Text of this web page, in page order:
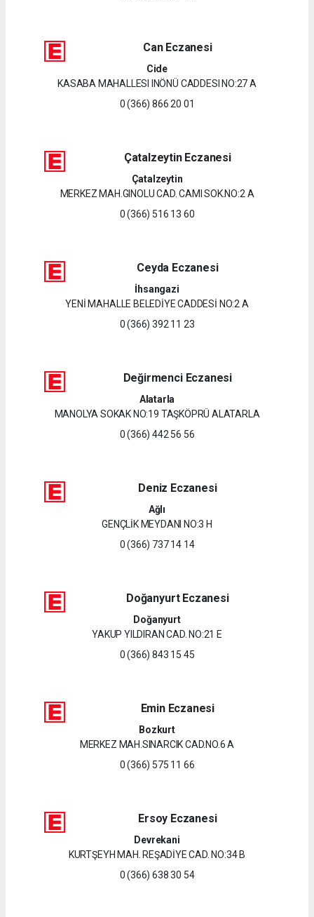
Can Eczanesi
Cide
KASABA MAHALLESI INÖNÜ CADDESI NO:27 A
0 (366) 866 20 01
Çatalzeytin Eczanesi
Çatalzeytin
MERKEZ MAH.GINOLU CAD. CAMI SOK.NO:2 A
0 (366) 516 13 60
Ceyda Eczanesi
İhsangazi
YENİ MAHALLE BELEDİYE CADDESİ NO:2 A
0 (366) 392 11 23
Değirmenci Eczanesi
Alatarla
MANOLYA SOKAK NO:19 TAŞKÖPRÜ ALATARLA
0 (366) 442 56 56
Deniz Eczanesi
Ağlı
GENÇLİK MEYDANI NO:3 H
0 (366) 737 14 14
Doğanyurt Eczanesi
Doğanyurt
YAKUP YILDIRAN CAD. NO:21 E
0 (366) 843 15 45
Emin Eczanesi
Bozkurt
MERKEZ MAH.SINARCIK CAD.NO.6 A
0 (366) 575 11 66
Ersoy Eczanesi
Devrekani
KURTŞEYH MAH. REŞADİYE CAD. NO:34 B
0 (366) 638 30 54